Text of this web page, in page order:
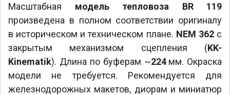
Масштабная модель тепловоза BR 119
произведена в полном соответствии оригиналу
в историческом и техническом плане. NEM 362с
закрытым механизмом сцепления (KK-
Kinematik). Длина по буферам ~224 мм. Окраска
модели не требуется. Рекомендуется для
железнодорожных макетов, диорам и миниатюр